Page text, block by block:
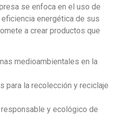
se enfoca en el uso de
energética de sus
a crear productos que
medioambientales en la
para la recolección y reciclaje
y ecológico de